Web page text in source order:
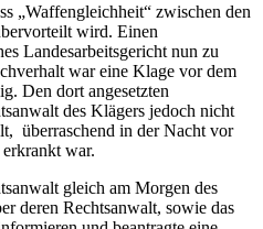
„Waffengleichheit“ zwischen den
wird. Einen
Landesarbeitsgericht nun zu
war eine Klage vor dem
Den dort angesetzten
des Klägers jedoch nicht
überraschend in der Nacht vor
war.
gleich am Morgen des
deren Rechtsanwalt, sowie das